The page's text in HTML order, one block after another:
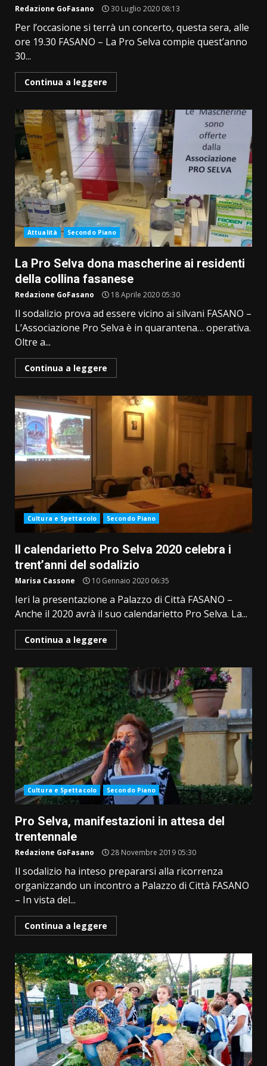
Redazione GoFasano 30 Luglio 2020 08:13
Per l’occasione si terrà un concerto, questa sera, alle
ore 19.30 FASANO – La Pro Selva compie quest’anno
30...
Continua a leggere
Attualità Secondo Piano
La Pro Selva dona mascherine ai residenti
della collina fasanese
Redazione GoFasano 18 Aprile 2020 05:30
Il sodalizio prova ad essere vicino ai silvani FASANO –
L’Associazione Pro Selva è in quarantena… operativa.
Oltre a...
Continua a leggere
Cultura e Spettacolo Secondo Piano
Il calendarietto Pro Selva 2020 celebra i
trent’anni del sodalizio
Marisa Cassone 10 Gennaio 2020 06:35
Ieri la presentazione a Palazzo di Città FASANO –
Anche il 2020 avrà il suo calendarietto Pro Selva. La...
Continua a leggere
Cultura e Spettacolo Secondo Piano
Pro Selva, manifestazioni in attesa del
trentennale
Redazione GoFasano 28 Novembre 2019 05:30
Il sodalizio ha inteso prepararsi alla ricorrenza
organizzando un incontro a Palazzo di Città FASANO
– In vista del...
Continua a leggere